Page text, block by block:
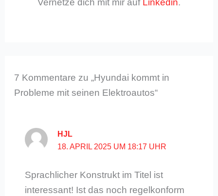
Vernetze dich mit mir auf Linkedin.
7 Kommentare zu „Hyundai kommt in
Probleme mit seinen Elektroautos“
HJL
18. APRIL 2025 UM 18:17 UHR
Sprachlicher Konstrukt im Titel ist
interessant! Ist das noch regelkonform